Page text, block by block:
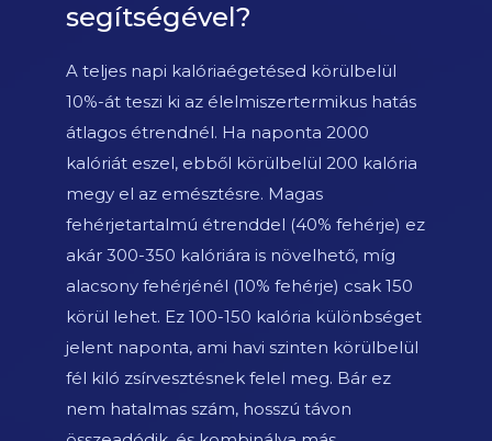
segítségével?
A teljes napi kalóriaégetésed körülbelül
10%-át teszi ki az élelmiszertermikus hatás
átlagos étrendnél. Ha naponta 2000
kalóriát eszel, ebből körülbelül 200 kalória
megy el az emésztésre. Magas
fehérjetartalmú étrenddel (40% fehérje) ez
akár 300-350 kalóriára is növelhető, míg
alacsony fehérjénél (10% fehérje) csak 150
körül lehet. Ez 100-150 kalória különbséget
jelent naponta, ami havi szinten körülbelül
fél kiló zsírvesztésnek felel meg. Bár ez
nem hatalmas szám, hosszú távon